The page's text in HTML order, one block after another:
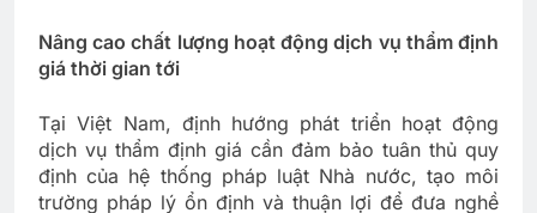
Nâng cao chất lượng hoạt động dịch vụ thẩm định
giá thời gian tới
Tại Việt Nam, định hướng phát triển hoạt động
dịch vụ thẩm định giá cần đảm bảo tuân thủ quy
định của hệ thống pháp luật Nhà nước, tạo môi
trường pháp lý ổn định và thuận lợi để đưa nghề